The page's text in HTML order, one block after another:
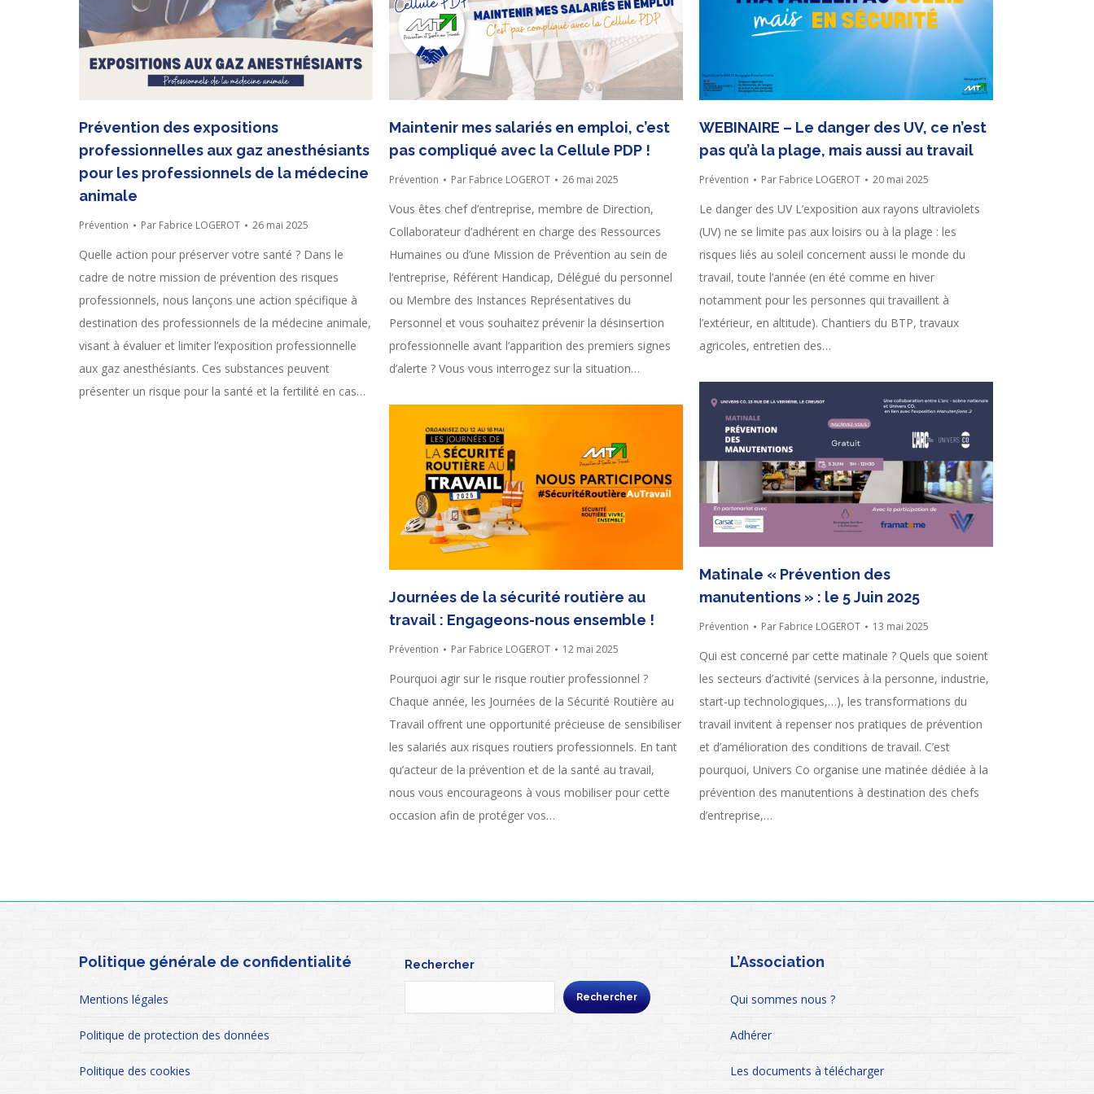
Prévention des expositions
professionnelles aux gaz anesthésiants
pour les professionnels de la médecine
animale
Prévention Par Fabrice LOGEROT 26 mai 2025
Quelle action pour préserver votre santé ? Dans le
cadre de notre mission de prévention des risques
professionnels, nous lançons une action spécifique à
destination des professionnels de la médecine animale,
visant à évaluer et limiter l’exposition professionnelle
aux gaz anesthésiants. Ces substances peuvent
présenter un risque pour la santé et la fertilité en cas…
Maintenir mes salariés en emploi, c’est
pas compliqué avec la Cellule PDP !
Prévention Par Fabrice LOGEROT 26 mai 2025
Vous êtes chef d’entreprise, membre de Direction,
Collaborateur d’adhérent en charge des Ressources
Humaines ou d’une Mission de Prévention au sein de
l’entreprise, Référent Handicap, Délégué du personnel
ou Membre des Instances Représentatives du
Personnel et vous souhaitez prévenir la désinsertion
professionnelle avant l’apparition des premiers signes
d’alerte ? Vous vous interrogez sur la situation…
WEBINAIRE – Le danger des UV, ce n’est
pas qu’à la plage, mais aussi au travail
Prévention Par Fabrice LOGEROT 20 mai 2025
Le danger des UV L’exposition aux rayons ultraviolets
(UV) ne se limite pas aux loisirs ou à la plage : les
risques liés au soleil concernent aussi le monde du
travail, toute l’année (en été comme en hiver
notamment pour les personnes qui travaillent à
l’extérieur, en altitude). Chantiers du BTP, travaux
agricoles, entretien des…
Matinale « Prévention des
manutentions » : le 5 Juin 2025
Prévention Par Fabrice LOGEROT 13 mai 2025
Qui est concerné par cette matinale ? Quels que soient
les secteurs d’activité (services à la personne, industrie,
start-up technologiques,…), les transformations du
travail invitent à repenser nos pratiques de prévention
et d’amélioration des conditions de travail. C’est
pourquoi, Univers Co organise une matinée dédiée à la
prévention des manutentions à destination des chefs
d’entreprise,…
Journées de la sécurité routière au
travail : Engageons-nous ensemble !
Prévention Par Fabrice LOGEROT 12 mai 2025
Pourquoi agir sur le risque routier professionnel ?
Chaque année, les Journées de la Sécurité Routière au
Travail offrent une opportunité précieuse de sensibiliser
les salariés aux risques routiers professionnels. En tant
qu’acteur de la prévention et de la santé au travail,
nous vous encourageons à vous mobiliser pour cette
occasion afin de protéger vos…
Politique générale de confidentialité
Mentions légales
Politique de protection des données
Politique des cookies
Rechercher
Rechercher
L’Association
Qui sommes nous ?
Adhérer
Les documents à télécharger